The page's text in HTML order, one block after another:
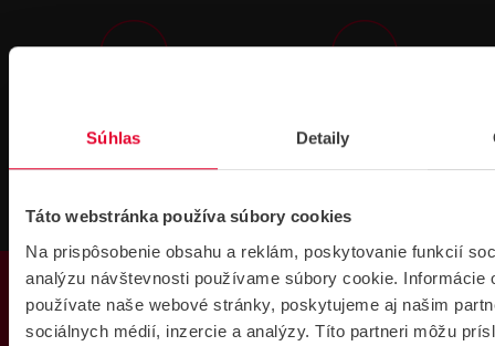
Súhlas Detaily
Táto webstránka používa súbory cookies
Na prispôsobenie obsahu a reklám, poskytovanie funkcií
analýzu návštevnosti používame súbory cookie. Informácie
používate naše webové stránky, poskytujeme aj našim
sociálnych médií, inzercie a analýzy. Títo partneri môžu
PRODUKTY
podpora 24/7
Súbory
na stiahnutie